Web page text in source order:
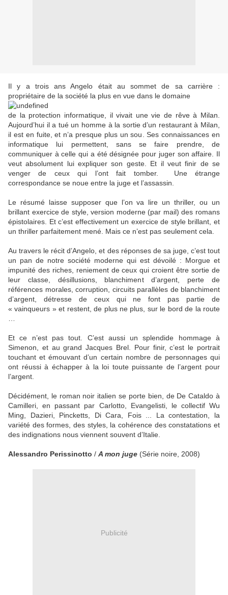
Il y a trois ans Angelo était au sommet de sa carrière :
propriétaire de la société la plus en vue dans le domaine
de la protection informatique, il vivait une vie de rêve à Milan.
Aujourd’hui il a tué un homme à la sortie d’un restaurant à Milan,
il est en fuite, et n’a presque plus un sou. Ses connaissances en
informatique lui permettent, sans se faire prendre, de
communiquer à celle qui a été désignée pour juger son affaire. Il
veut absolument lui expliquer son geste. Et il veut finir de se
venger de ceux qui l’ont fait tomber.
Une étrange
correspondance se noue entre la juge et l’assassin.
Le résumé laisse supposer que l’on va lire un thriller, ou un
brillant exercice de style, version moderne (par mail) des romans
épistolaires. Et c’est effectivement un exercice de style brillant, et
un thriller parfaitement mené. Mais ce n’est pas seulement cela.
Au travers le récit d’Angelo, et des réponses de sa juge, c’est tout
un pan de notre société moderne qui est dévoilé : Morgue et
impunité des riches, reniement de ceux qui croient être sortie de
leur classe, désillusions, blanchiment d’argent, perte de
références morales, corruption, circuits parallèles de blanchiment
d’argent, détresse de ceux qui ne font pas partie de
« vainqueurs » et restent, de plus ne plus, sur le bord de la route
Et ce n’est pas tout. C’est aussi un splendide hommage à
Simenon, et au grand Jacques Brel. Pour finir, c’est le portrait
touchant et émouvant d’un certain nombre de personnages qui
ont réussi à échapper à la loi toute puissante de l’argent pour
l’argent.
Décidément, le roman noir italien se porte bien, de De Cataldo à
Camilleri, en passant par Carlotto, Evangelisti, le collectif Wu
Ming, Dazieri, Pincketts, Di Cara, Fois ... La contestation, la
variété des formes, des styles, la cohérence des constatations et
des indignations nous viennent souvent d’Italie.
Alessandro Perissinotto / A mon juge (Série noire, 2008)
Publicité